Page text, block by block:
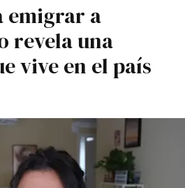
emigrar a
revela una
vive en el país